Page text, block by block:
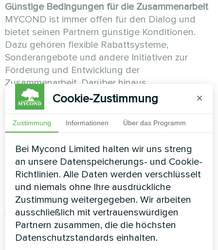
Günstige Bedingungen für die Zusammenarbeit
MYCOND ist immer offen für den Dialog und
bietet seinen Partnern günstige Konditionen.
Dazu gehören flexible Rabattsysteme,
Sonderangebote und andere Initiativen zur
Förderung und Entwicklung der
Zusammenarbeit. Darüber hinaus
berücksichtigen wir die Interessen beider
Parteien.
Um den Verkauf zu unterstützen und das
Marktsegment zu erweitern, bietet MYCOND
seinen Händlern Zugang zu Werbematerialien,
gemeinsamen Aktionen und Veranstaltungen.
Diese Politik sorgt für einen hohen
Wiedererkennungswert der Marke und hilft,
neue Kunden zu gewinnen. Dies erhöht nicht nur
das Volumen erfolgreicher Transaktionen,
Cookie-Zustimmung ×
Zustimmung Informationen Über das Programm
Bei Mycond Limited halten wir uns streng
an unsere Datenspeicherungs- und Cookie-
Richtlinien. Alle Daten werden verschlüsselt
und niemals ohne Ihre ausdrückliche
Zustimmung weitergegeben. Wir arbeiten
ausschließlich mit vertrauenswürdigen
Partnern zusammen, die die höchsten
Datenschutzstandards einhalten.